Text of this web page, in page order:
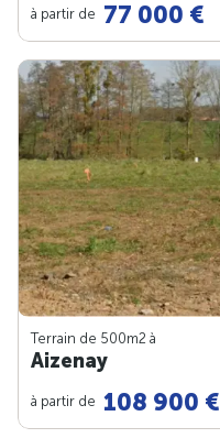
à partir de 77 000 €
Terrain de 500m2 à
Aizenay
à partir de 108 900 €